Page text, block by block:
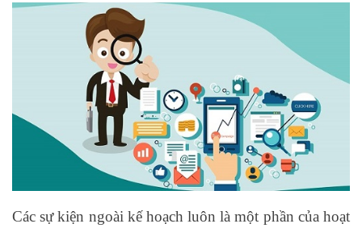
Các sự kiện ngoài kế hoạch luôn là một phần của hoạt